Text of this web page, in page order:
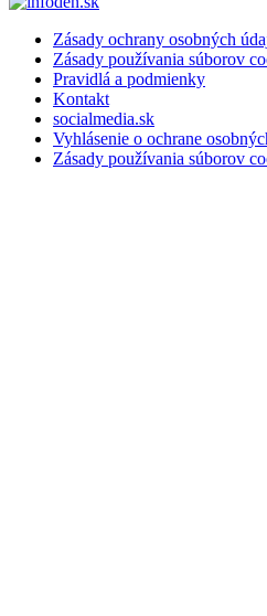
Zásady ochrany osobných
Zásady používania súborov
Pravidlá a podmienky
Kontakt
socialmedia.sk
Vyhlásenie o ochrane
Zásady používania súborov